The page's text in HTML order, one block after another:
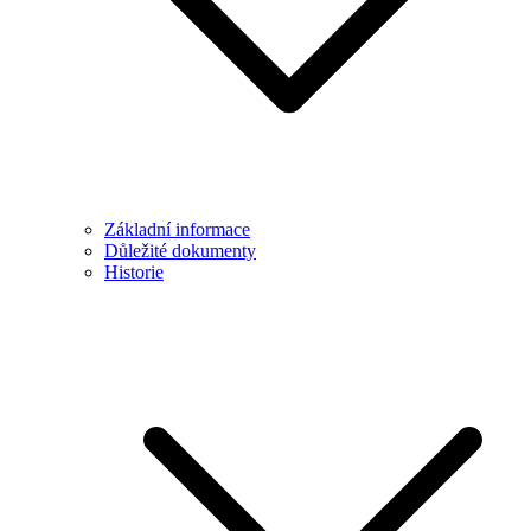
Základní informace
Důležité dokumenty
Historie